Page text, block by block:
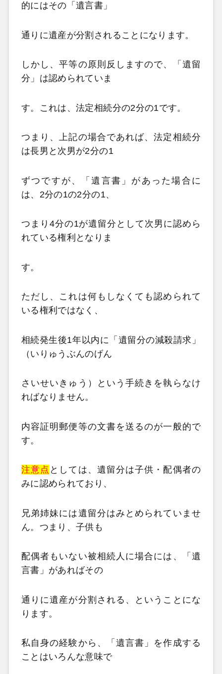
的にはその「遺言書」
通りに遺産が分割されることになります。
しかし、平等の原則反しますので、「遺留
分」は認められていま
す。これは、法定相続分の2分の1です。
つまり、上記の場合であれば、法定相続分
は長男と次男が2分の1
ずつですが、「遺言書」があった場合に
は、2分の1の2分の1、
つまり4分の1が遺留分として次男に認めら
れている権利となりま
す。
ただし、これは何もしなくても認められて
いる権利ではなく、
相続発生後1年以内に「遺留分の減殺請求」
（いりゅうぶんのげん
さいせいきゅう）という手続きを執らなけ
ればなりません。
内容証明郵便等の文書を送るのが一般的で
す。
注意点 としては、遺留分は子供・配偶者の
みに認められており、
兄弟姉妹には遺留分はみとめられていませ
ん。つまり、子供も
配偶者もいない被相続人に場合には、「遺
言書」があればその
通りに遺産が分割される、ということにな
ります。
私自身の経験から、「遺言書」を作成する
ことはいろんな意味で